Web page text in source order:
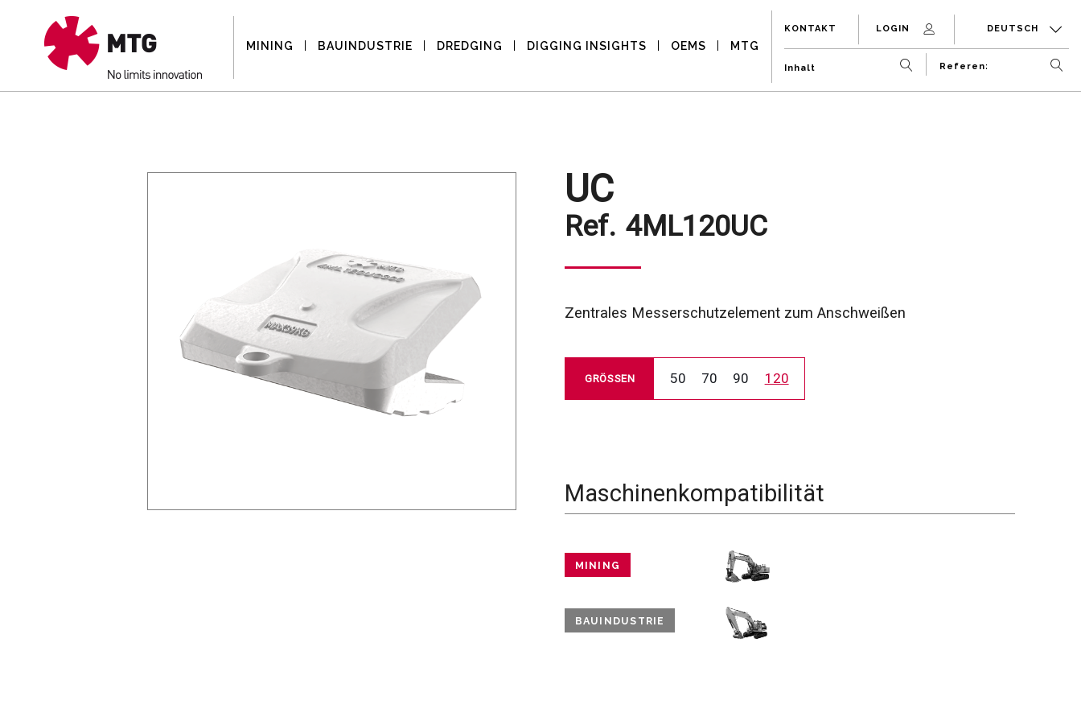
MINING BAUINDUSTRIE DREDGING DIGGING INSIGHTS OEMS MTG
KONTAKT LOGIN DEUTSCH
UC
Ref. 4ML120UC
Zentrales Messerschutzelement zum Anschweißen
GRÖSSEN 50 70 90 120
Maschinenkompatibilität
MINING
BAUINDUSTRIE